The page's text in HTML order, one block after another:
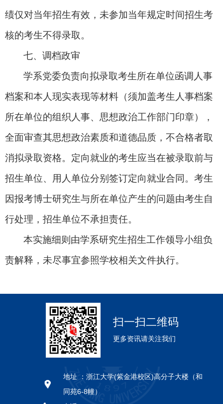
绩仅对当年招生有效，未参加当年规定时间招生考
核的考生不得录取。
七、调档政审
学系党委负责向拟录取考生所在单位函调人事
档案和本人现实表现等材料（须加盖考生人事档案
所在单位的组织人事、思想政治工作部门印章），
全面审查其思想政治素质和道德品质，不合格者取
消拟录取资格。定向就业的考生应当在被录取前与
招生单位、用人单位分别签订定向就业合同。考生
因报考博士研究生与所在单位产生的问题由考生自
行处理，招生单位不承担责任。
本实施细则由学系研究生招生工作领导小组负
责解释，未尽事宜参照学校相关文件执行。
扫一扫二维码
更多资讯请关注我们
地址 ： 浙江大学(紫金港校区)高分子大楼（和
同苑6-8幢）